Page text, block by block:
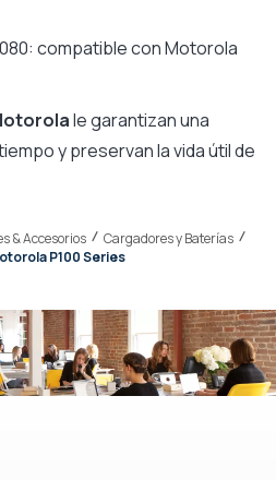
& Accesorios
Cargadores y Baterías
P100 Series
compatible con Motorola
le garantizan una
y preservan la vida útil de